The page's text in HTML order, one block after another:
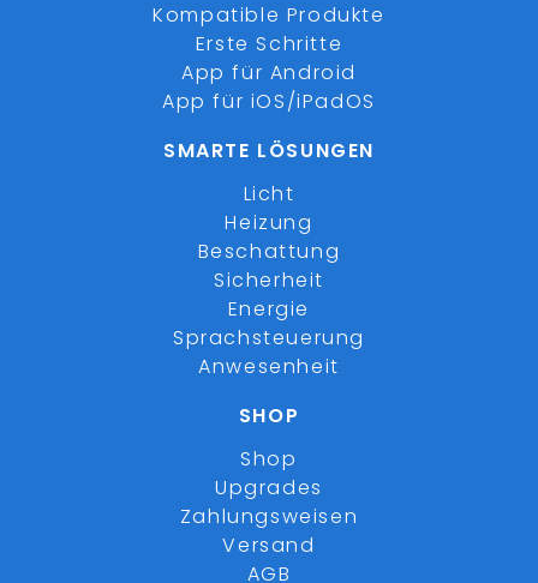
Kompatible Produkte
Erste Schritte
App für Android
App für iOS/iPadOS
SMARTE LÖSUNGEN
Licht
Heizung
Beschattung
Sicherheit
Energie
Sprachsteuerung
Anwesenheit
SHOP
Shop
Upgrades
Zahlungsweisen
Versand
AGB